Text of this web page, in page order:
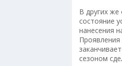
В других же
состояние
нанесения
сезоном